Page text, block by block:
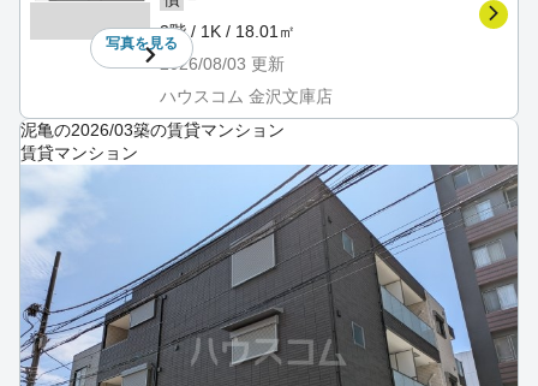
写真を見る
3階 / 1K / 18.01㎡
2026/08/03 更新
ハウスコム 金沢文庫店
泥亀の2026/03築の賃貸マンション
賃貸マンション